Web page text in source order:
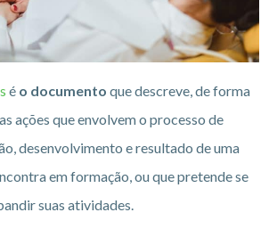
é o documento que descreve, de forma
ações que envolvem o processo de
desenvolvimento e resultado de uma
em formação, ou que pretende se
suas atividades.